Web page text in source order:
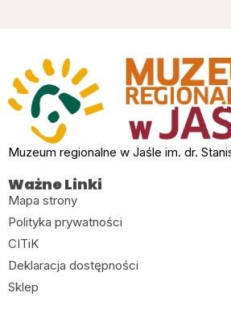
Muzeum regionalne w Jaśle im. dr.
Ważne Linki
Mapa strony
Polityka prywatności
CITiK
Deklaracja dostępności
Sklep